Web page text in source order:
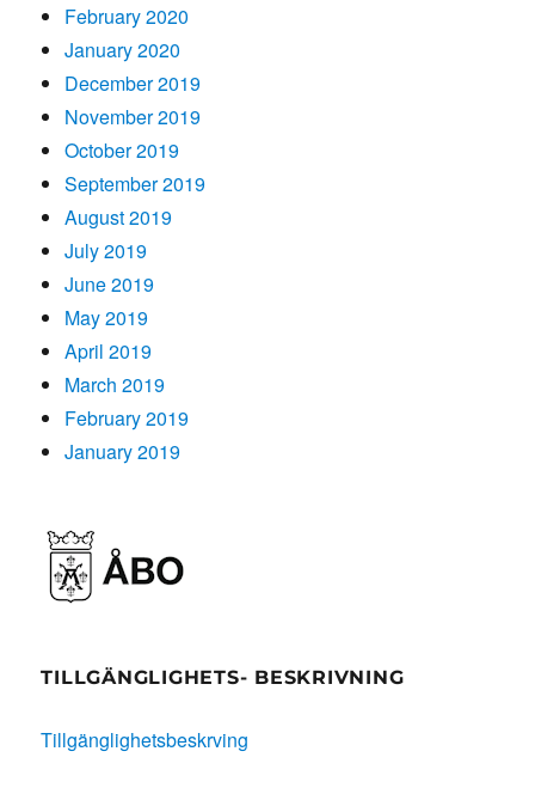
February 2020
January 2020
December 2019
November 2019
October 2019
September 2019
August 2019
July 2019
June 2019
May 2019
April 2019
March 2019
February 2019
January 2019
TILLGÄNGLIGHETS- BESKRIVNING
Tillgänglighetsbeskrving